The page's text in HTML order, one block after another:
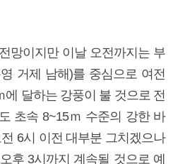
망이지만 이날 오전까지는 부
거제 남해)를 중심으로 여전
달하는 강풍이 불 것으로 전
초속 8~15ｍ 수준의 강한 바
6시 이전 대부분 그치겠으나
후 3시까지 계속될 것으로 예